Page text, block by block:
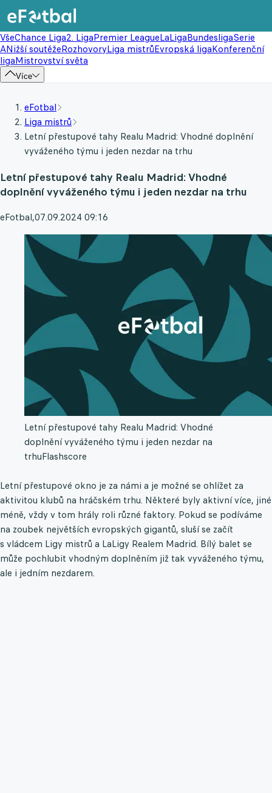
VšeChance Liga2. LigaPremier LeagueLaLigaBundesligaSerie
ANižší soutěžeRozhovoryLiga mistrůEvropská ligaKonferenční
ligaMistrovství světa
Více
eFotbal
Liga mistrů
Letní přestupové tahy Realu Madrid: Vhodné doplnění
vyváženého týmu i jeden nezdar na trhu
Letní přestupové tahy Realu Madrid: Vhodné
doplnění vyváženého týmu i jeden nezdar na trhu
eFotbal,07.09.2024 09:16
Letní přestupové tahy Realu Madrid: Vhodné
doplnění vyváženého týmu i jeden nezdar na
trhuFlashscore
Letní přestupové okno je za námi a je možné se ohlížet za
aktivitou klubů na hráčském trhu. Některé byly aktivní více, jiné
méně, vždy v tom hrály roli různé faktory. Pokud se podíváme
na zoubek největších evropských gigantů, sluší se začít
s vládcem Ligy mistrů a LaLigy Realem Madrid. Bílý balet se
může pochlubit vhodným doplněním již tak vyváženého týmu,
ale i jedním nezdarem.